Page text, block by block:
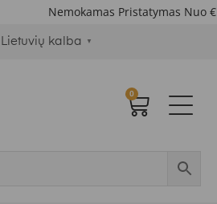
Nemokamas Pristatymas Nuo
Lietuvių kalba ▼
0